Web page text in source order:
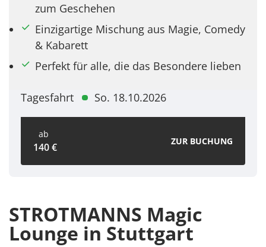
zum Geschehen
Einzigartige Mischung aus Magie, Comedy
& Kabarett
Perfekt für alle, die das Besondere lieben
Tagesfahrt So. 18.10.2026
ab
140 € ZUR BUCHUNG
STROTMANNS Magic
Lounge in Stuttgart